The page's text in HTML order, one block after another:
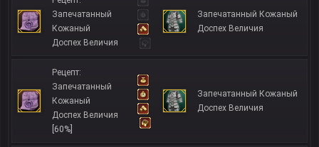
Запечатанный
Кожаный
Доспех Величия
Запечатанный Кожаный
Доспех Величия
Рецепт:
Запечатанный
Кожаный
Доспех Величия
[60%]
Запечатанный Кожаный
Доспех Величия